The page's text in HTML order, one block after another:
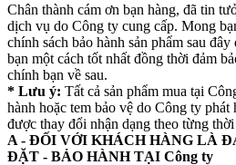
Chân thành cám ơn bạn hàng, đã tin
dịch vụ do Công ty cung cấp. Mong
chính sách bảo hành sản phẩm sau
bạn một cách tốt nhất đồng thời đảm
chính bạn về sau.
* Lưu ý: Tất cả sản phẩm mua tại
hành hoặc tem bảo vệ do Công ty phát
được thay đổi nhận dạng theo từng
A - ĐỐI VỚI KHÁCH HÀNG LÀ
ĐẶT - BẢO HÀNH TẠI Công ty